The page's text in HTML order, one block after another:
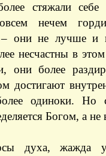
стяжали
нечем
они не лучше и
несчастны в
они более
достигают
одиноки. Но
Богом, а
духа, жажда